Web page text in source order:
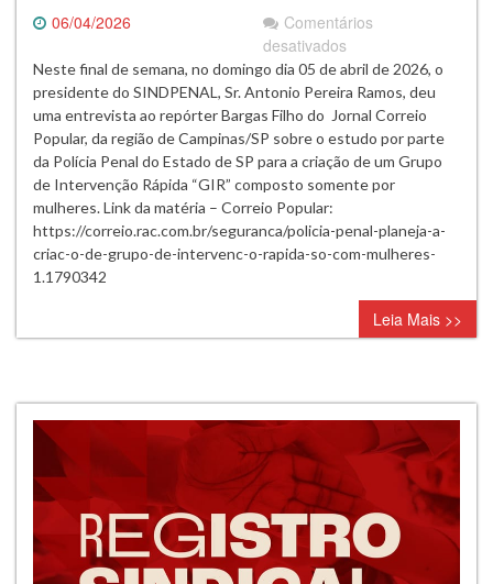
06/04/2026
Comentários
desativadosem
Grupo
de
Intervenção
Rápida
“GIR”
só
mulheres.
Neste final de semana, no domingo dia 05 de abril de 2026, o
presidente do SINDPENAL, Sr. Antonio Pereira Ramos, deu
uma entrevista ao repórter Bargas Filho do Jornal Correio
Popular, da região de Campinas/SP sobre o estudo por parte
da Polícia Penal do Estado de SP para a criação de um Grupo
de Intervenção Rápida “GIR” composto somente por
mulheres. Link da matéria – Correio Popular:
https://correio.rac.com.br/seguranca/policia-penal-planeja-a-
criac-o-de-grupo-de-intervenc-o-rapida-so-com-mulheres-
1.1790342
Leia Mais >>